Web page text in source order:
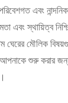
পরিবেশগত এবং
এবং স্থায়িত্ব
ঘেরের মৌলিক
শুরু করার জন্য